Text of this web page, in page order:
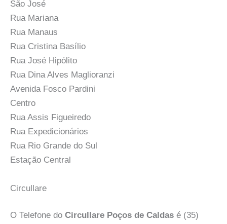
São José
Rua Mariana
Rua Manaus
Rua Cristina Basílio
Rua José Hipólito
Rua Dina Alves Maglioranzi
Avenida Fosco Pardini
Centro
Rua Assis Figueiredo
Rua Expedicionários
Rua Rio Grande do Sul
Estação Central
Circullare
O Telefone do Circullare Poços de Caldas é (35)